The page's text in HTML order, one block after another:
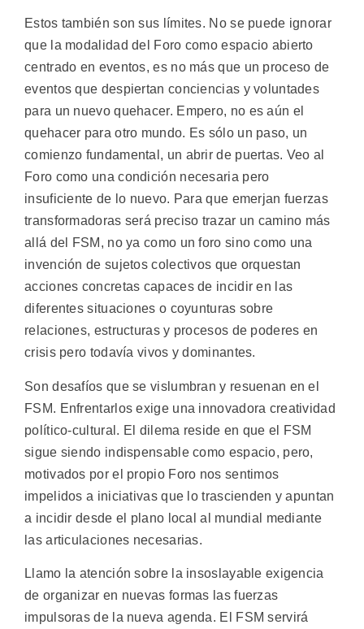
Estos también son sus límites. No se puede ignorar
que la modalidad del Foro como espacio abierto
centrado en eventos, es no más que un proceso de
eventos que despiertan conciencias y voluntades
para un nuevo quehacer. Empero, no es aún el
quehacer para otro mundo. Es sólo un paso, un
comienzo fundamental, un abrir de puertas. Veo al
Foro como una condición necesaria pero
insuficiente de lo nuevo. Para que emerjan fuerzas
transformadoras será preciso trazar un camino más
allá del FSM, no ya como un foro sino como una
invención de sujetos colectivos que orquestan
acciones concretas capaces de incidir en las
diferentes situaciones o coyunturas sobre
relaciones, estructuras y procesos de poderes en
crisis pero todavía vivos y dominantes.
Son desafíos que se vislumbran y resuenan en el
FSM. Enfrentarlos exige una innovadora creatividad
político-cultural. El dilema reside en que el FSM
sigue siendo indispensable como espacio, pero,
motivados por el propio Foro nos sentimos
impelidos a iniciativas que lo trascienden y apuntan
a incidir desde el plano local al mundial mediante
las articulaciones necesarias.
Llamo la atención sobre la insoslayable exigencia
de organizar en nuevas formas las fuerzas
impulsoras de la nueva agenda. El FSM servirá